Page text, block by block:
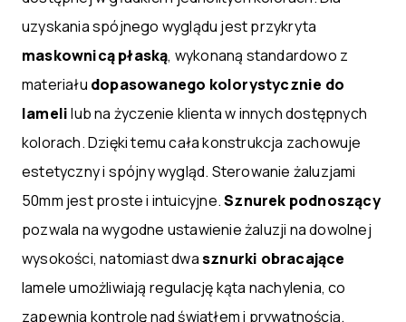
uzyskania spójnego wyglądu jest przykryta
maskownicą płaską, wykonaną standardowo z
materiału dopasowanego kolorystycznie do
lamelilub na życzenie klienta w innych dostępnych
kolorach. Dzięki temu cała konstrukcja zachowuje
estetyczny i spójny wygląd. Sterowanie żaluzjami
50mm jest proste i intuicyjne.Sznurek podnoszący
pozwala na wygodne ustawienie żaluzji na dowolnej
wysokości, natomiast dwasznurki obracające
lamele umożliwiają regulację kąta nachylenia, co
zapewnia kontrolę nad światłem i prywatnością.